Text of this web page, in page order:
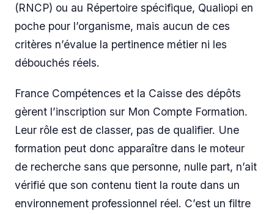
(RNCP) ou au Répertoire spécifique, Qualiopi en
poche pour l’organisme, mais aucun de ces
critères n’évalue la pertinence métier ni les
débouchés réels.
France Compétences et la Caisse des dépôts
gèrent l’inscription sur Mon Compte Formation.
Leur rôle est de classer, pas de qualifier. Une
formation peut donc apparaître dans le moteur
de recherche sans que personne, nulle part, n’ait
vérifié que son contenu tient la route dans un
environnement professionnel réel. C’est un filtre